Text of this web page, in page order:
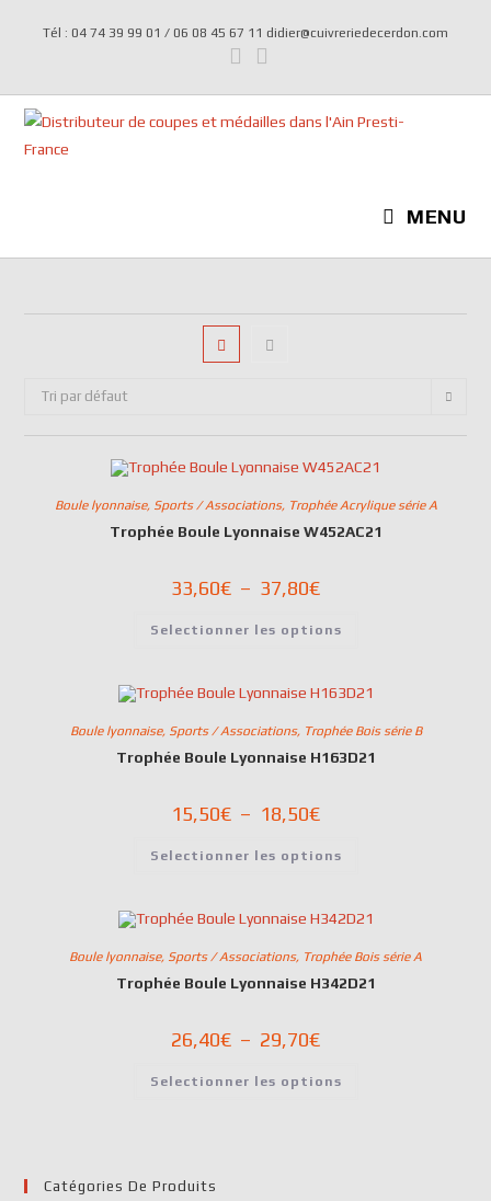
Tél : 04 74 39 99 01 / 06 08 45 67 11 didier@cuivreriedecerdon.com
MENU
Tri par défaut
Boule lyonnaise, Sports / Associations, Trophée Acrylique série A
Trophée Boule Lyonnaise W452AC21
33,60€ – 37,80€
Selectionner les options
Boule lyonnaise, Sports / Associations, Trophée Bois série B
Trophée Boule Lyonnaise H163D21
15,50€ – 18,50€
Selectionner les options
Boule lyonnaise, Sports / Associations, Trophée Bois série A
Trophée Boule Lyonnaise H342D21
26,40€ – 29,70€
Selectionner les options
Catégories De Produits